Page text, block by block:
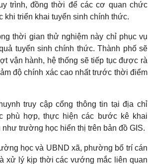
trình, đồng thời để các cơ quan chức
khi triển khai tuyển sinh chính thức.
thời gian thử nghiệm này chỉ phục vụ
tuyển sinh chính thức. Thành phố sẽ
vận hành, hệ thống sẽ tiếp tục được rà
độ chính xác cao nhất trước thời điểm
truy cập cổng thông tin tại địa chỉ
phù hợp, thực hiện các bước kê khai
trường học hiển thị trên bản đồ GIS.
học và UBND xã, phường bố trí cán
xử lý kịp thời các vướng mắc liên quan